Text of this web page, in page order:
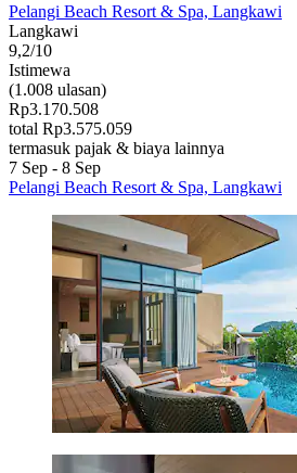
Pelangi Beach Resort & Spa, Langkawi
Langkawi
9,2/10
Istimewa
(1.008 ulasan)
Rp3.170.508
total Rp3.575.059
termasuk pajak & biaya lainnya
7 Sep - 8 Sep
Pelangi Beach Resort & Spa, Langkawi